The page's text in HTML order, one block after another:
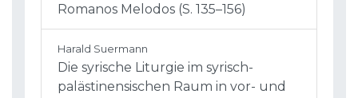
Romanos Melodos (S. 135–156)
Harald Suermann
Die syrische Liturgie im syrisch-
palästinensischen Raum in vor- und